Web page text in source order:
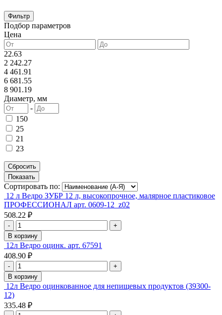
Фильтр
Подбор параметров
Цена
22.63
2 242.27
4 461.91
6 681.55
8 901.19
Диаметр, мм
-
150
25
21
23
Сортировать по:
12 л Ведро ЗУБР 12 л, высокопрочное, малярное пластиковое
ПРОФЕССИОНАЛ арт. 0609-12_z02
508.22 ₽
-
+
В корзину
12л Ведро оцинк. арт. 67591
408.90 ₽
-
+
В корзину
12л Ведро оцинкованное для непищевых продуктов (39300-
12)
335.48 ₽